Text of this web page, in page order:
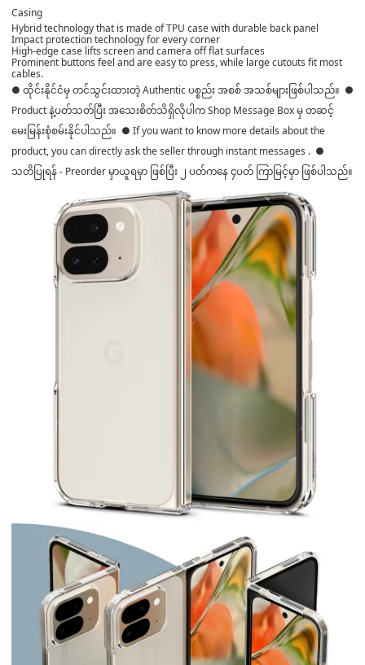
Casing
Hybrid technology that is made of TPU case with durable back panel
Impact protection technology for every corner
High-edge case lifts screen and camera off flat surfaces
Prominent buttons feel and are easy to press, while large cutouts fit most
cables.
● ထိုင်းနိုင်ငံမှ တင်သွင်းထားတဲ့ Authentic ပစ္စည်း အစစ် အသစ်များဖြစ်ပါသည်။ ●
Product နဲ့ပတ်သတ်ပြီး အသေးစိတ်သိရှိလိုပါက Shop Message Box မှ တဆင့်
မေးမြန်းစုံစမ်းနိုင်ပါသည်။ ● If you want to know more details about the
product, you can directly ask the seller through instant messages . ●
သတိပြုရန် - Preorder မှာယူရမှာ ဖြစ်ပြီး ၂ ပတ်ကနေ ၄ပတ် ကြာမြင့်မှာ ဖြစ်ပါသည်။